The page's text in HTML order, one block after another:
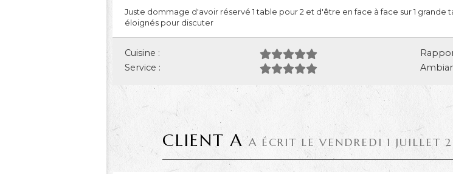
Juste dommage d'avoir réservé 1 table pour 2 et d'être en face à face sur 1 grande
éloignés pour discuter
Cuisine :
Service :
CLIENT A A ÉCRIT LE VENDREDI 1 JUILLET